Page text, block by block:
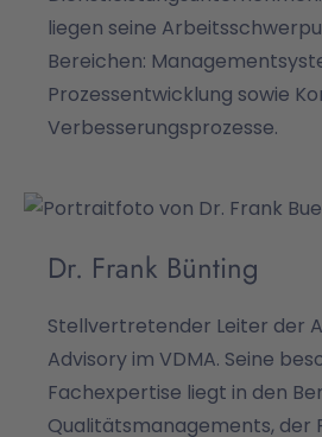
liegen seine
Bereichen:
Prozessentwicklung sowie
Verbesserungsprozesse.
Dr. Frank Bünting
Stellvertretender Leiter der
Advisory im VDMA. Seine
Fachexpertise liegt in den
Qualitätsmanagements, der